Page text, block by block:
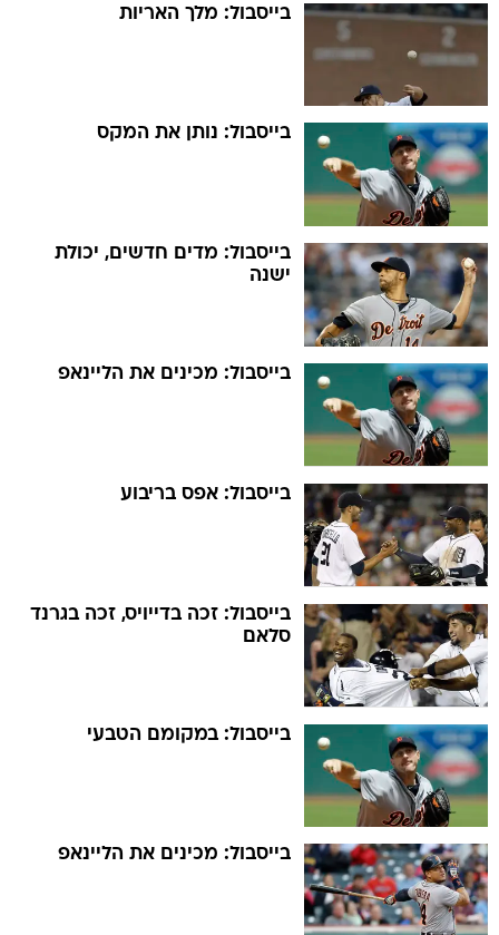
בייסבול: מלך האריות
בייסבול: נותן את המקס
בייסבול: מדים חדשים, יכולת
ישנה
בייסבול: מכינים את הליינאפ
בייסבול: אפס בריבוע
בייסבול: זכה בדייויס, זכה בגרנד
סלאם
בייסבול: במקומם הטבעי
בייסבול: מכינים את הליינאפ